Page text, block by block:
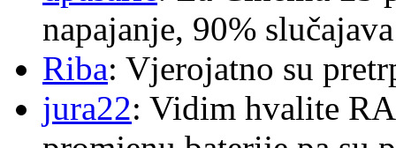
napajanje, 90%
Riba: Vjerojatno su
jura22: Vidim hvalite